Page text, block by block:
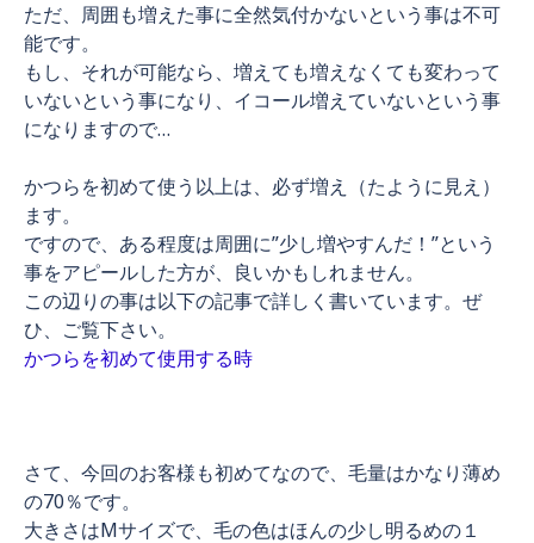
ただ、周囲も増えた事に全然気付かないという事は不可
能です。
もし、それが可能なら、増えても増えなくても変わって
いないという事になり、イコール増えていないという事
になりますので…
かつらを初めて使う以上は、必ず増え（たように見え）
ます。
ですので、ある程度は周囲に”少し増やすんだ！”という
事をアピールした方が、良いかもしれません。
この辺りの事は以下の記事で詳しく書いています。ぜ
ひ、ご覧下さい。
かつらを初めて使用する時
さて、今回のお客様も初めてなので、毛量はかなり薄め
の70％です。
大きさはMサイズで、毛の色はほんの少し明るめの１